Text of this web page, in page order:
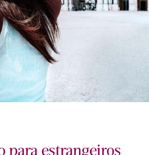
para estrangeiros